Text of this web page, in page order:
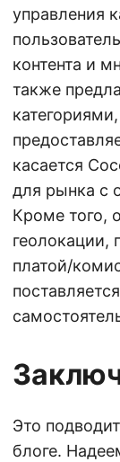
управления
контента и
также
касается
для рынка с
Кроме того,
геолокации,
платой/
Это
блоге.